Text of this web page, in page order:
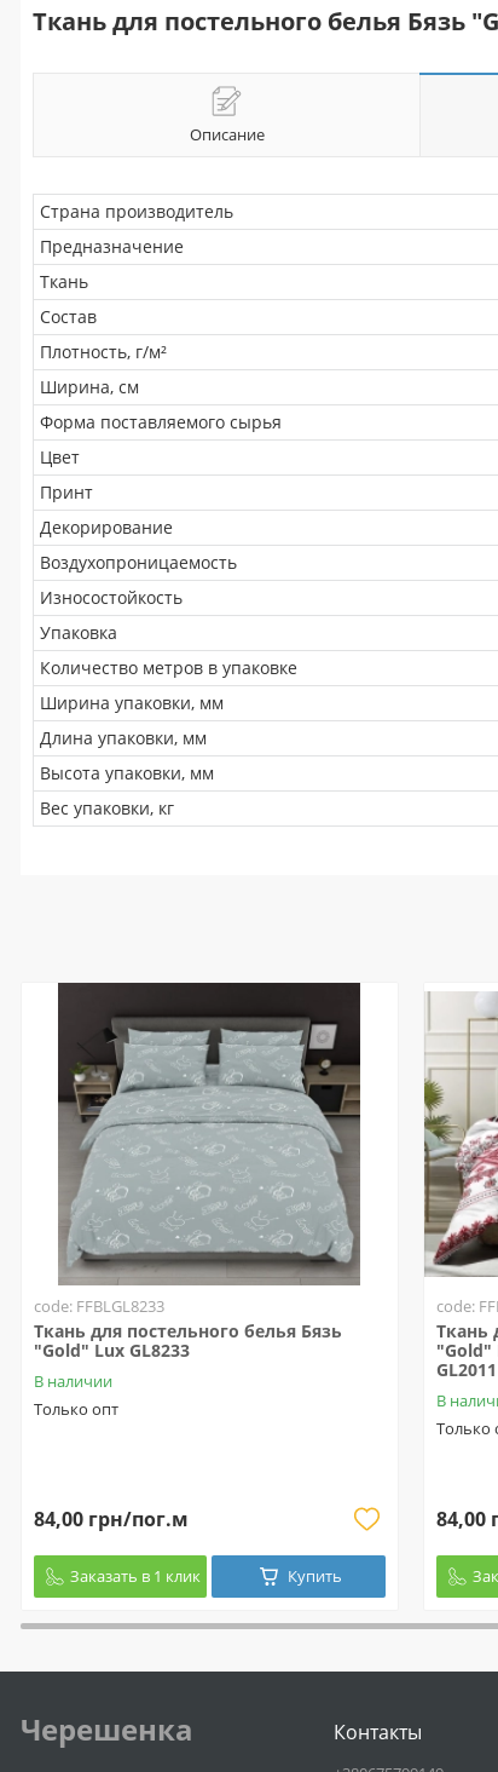
Ткань для постельного белья Бязь
Описание
Страна производитель
Предназначение
Ткань
Состав
Плотность, г/м²
Ширина, см
Форма поставляемого сырья
Цвет
Принт
Декорирование
Воздухопроницаемость
Износостойкость
Упаковка
Количество метров в упаковке
Ширина упаковки, мм
Длина упаковки, мм
Высота упаковки, мм
Вес упаковки, кг
code: FFBLGL8233
Ткань для постельного белья Бязь
"Gold" Lux GL8233
В наличии
Только опт
84,00 грн/пог.м
Заказать в 1 клик Купить
code:
Ткань
"Gold"
GL2011
В
Только
84,00
Черешенка Контакты